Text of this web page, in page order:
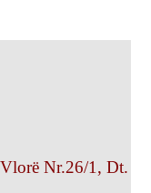
Nr.26/1, Dt.